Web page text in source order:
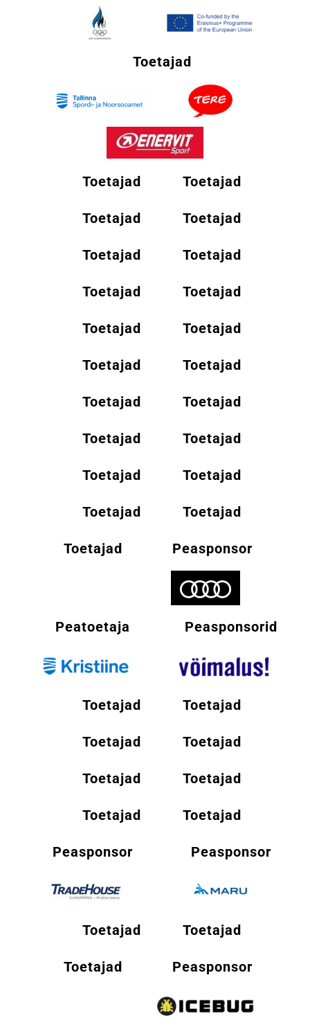
Toetajad
Toetajad Toetajad
Toetajad Toetajad
Toetajad Toetajad
Toetajad Toetajad
Toetajad Toetajad
Toetajad Toetajad
Toetajad Toetajad
Toetajad Toetajad
Toetajad Toetajad
Toetajad Toetajad
Toetajad Peasponsor
Peatoetaja Peasponsorid
Toetajad Toetajad
Toetajad Toetajad
Toetajad Toetajad
Toetajad Toetajad
Peasponsor Peasponsor
Toetajad Toetajad
Toetajad Peasponsor